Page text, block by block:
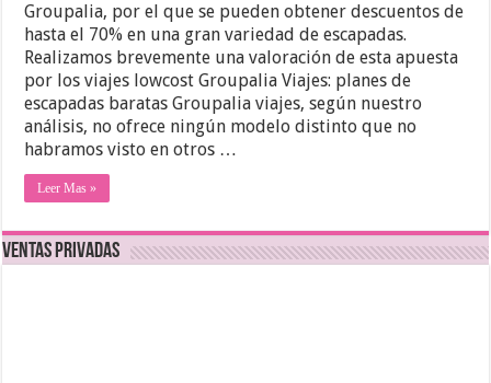
Groupalia, por el que se pueden obtener descuentos de
hasta el 70% en una gran variedad de escapadas.
Realizamos brevemente una valoración de esta apuesta
por los viajes lowcost Groupalia Viajes: planes de
escapadas baratas Groupalia viajes, según nuestro
análisis, no ofrece ningún modelo distinto que no
habramos visto en otros …
Leer Mas »
Ventas Privadas